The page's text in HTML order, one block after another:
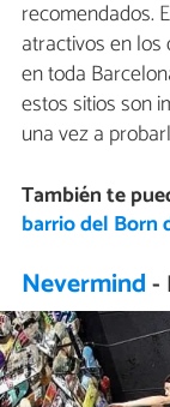
recomendados.
atractivos en
en toda
estos sitios son
una vez a
También te
barrio del Born
Nevermind-